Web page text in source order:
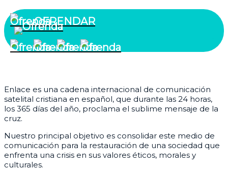
OFRENDAR
Enlace es una cadena internacional de comunicación
satelital cristiana en español, que durante las 24 horas,
los 365 días del año, proclama el sublime mensaje de la
cruz.
Nuestro principal objetivo es consolidar este medio de
comunicación para la restauración de una sociedad que
enfrenta una crisis en sus valores éticos, morales y
culturales.